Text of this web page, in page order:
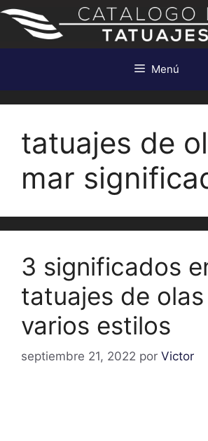
Saltar
contenido
Menú
tatuajes de
mar
3 significados
tatuajes de
varios estilos
septiembre 21, 2022 por Victor